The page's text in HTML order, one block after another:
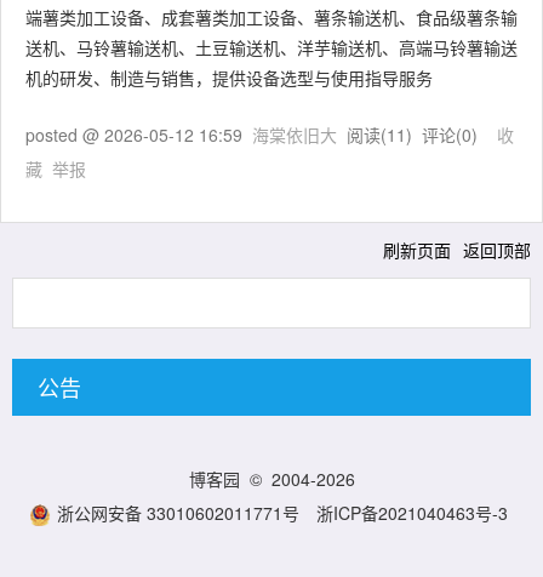
端薯类加工设备、成套薯类加工设备、薯条输送机、食品级薯条输
送机、马铃薯输送机、土豆输送机、洋芋输送机、高端马铃薯输送
机的研发、制造与销售，提供设备选型与使用指导服务
posted @ 2026-05-12 16:59 海棠依旧大 阅读(11) 评论(0) 收
藏 举报
刷新页面 返回顶部
公告
博客园 © 2004-2026
浙公网安备 33010602011771号
浙ICP备2021040463号-3